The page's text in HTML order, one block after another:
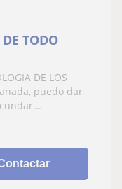
DE TODO
DE LOS
puedo dar